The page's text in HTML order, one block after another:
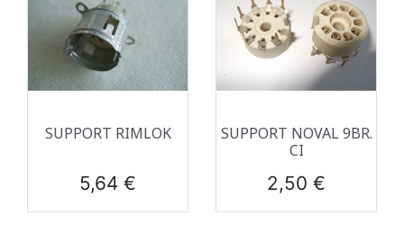
SUPPORT RIMLOK
Prix
5,64 €
SUPPORT NOVAL 9BR.
CI
Prix
2,50 €